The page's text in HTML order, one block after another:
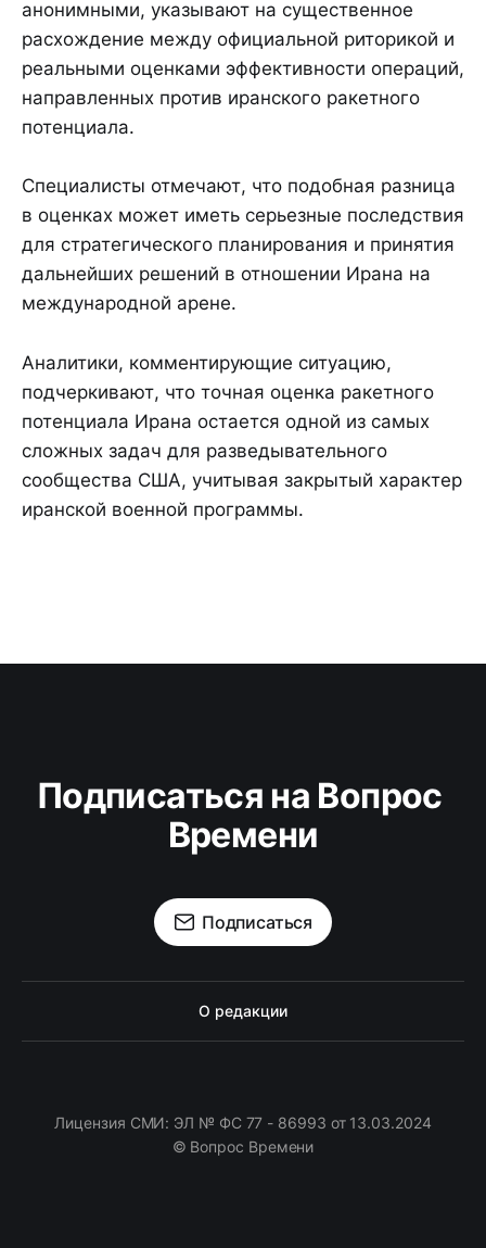
анонимными, указывают на существенное
расхождение между официальной риторикой и
реальными оценками эффективности операций,
направленных против иранского ракетного
потенциала.
Специалисты отмечают, что подобная разница
в оценках может иметь серьезные последствия
для стратегического планирования и принятия
дальнейших решений в отношении Ирана на
международной арене.
Аналитики, комментирующие ситуацию,
подчеркивают, что точная оценка ракетного
потенциала Ирана остается одной из самых
сложных задач для разведывательного
сообщества США, учитывая закрытый характер
иранской военной программы.
Подписаться на Вопрос
Времени
Подписаться
О редакции
Лицензия СМИ: ЭЛ № ФС 77 - 86993 от 13.03.2024
© Вопрос Времени